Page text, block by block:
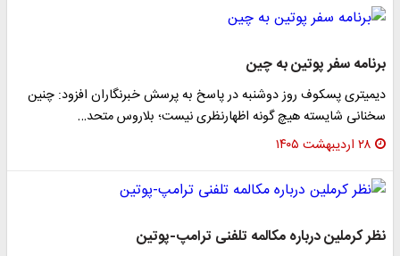
برنامه سفر پوتین به چین
دیمیتری پسکوف روز دوشنبه در پاسخ به پرسش خبرنگاران افزود: چنین
سخنانی شایسته هیچ گونه اظهارنظری نیست؛ بلاروس متحد…
۲۸ اردیبهشت ۱۴۰۵
نظر کرملین درباره مکالمه تلفنی ترامپ-پوتین